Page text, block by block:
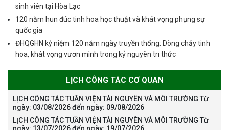
sinh viên tại Hòa Lạc
120 năm hun đúc tinh hoa học thuật và khát vọng phụng sự
quốc gia
ĐHQGHN kỷ niệm 120 năm ngày truyền thống: Dòng chảy tinh
hoa, khát vọng vươn mình trong kỷ nguyên tri thức
LỊCH CÔNG TÁC CƠ QUAN
LỊCH CÔNG TÁC TUẦN VIỆN TÀI NGUYÊN VÀ MÔI TRƯỜNG Từ
ngày: 03/08/2026 đến ngày: 09/08/2026
LỊCH CÔNG TÁC TUẦN VIỆN TÀI NGUYÊN VÀ MÔI TRƯỜNG Từ